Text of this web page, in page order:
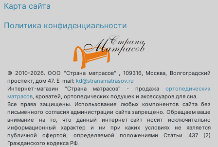
Карта сайта
Политика конфиденциальности
© 2010-2026.ООО "Страна матрасов" 109316, Москва
Волгоградский
проспект, дом 47. E-mail: kd@stranamatrasov.ru
Интернет-магазин "Страна матрасов" - продажа ортопедических
матрасов , кроватей, ортопедических подушек и аксессуаров для сна.
Все права защищены. Использование любых компонентов сайта без
письменного согласия администрации сайта запрещено. Обращаем ваше
внимание на то, что данный интернет-сайт носит исключительно
информационный характер и ни при каких условиях не является
публичной офертой, определяемой положениями Статьи 437 (2)
Гражданского кодекса РФ.